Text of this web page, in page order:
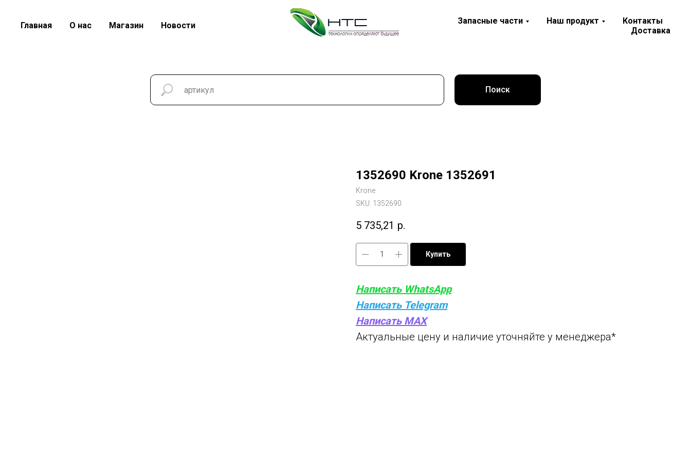
Главная О нас Магазин Новости Запасные части Наш продукт
Контакты
Доставка
Поиск
1352690 Krone 1352691
Krone
SKU: 1352690
5 735,21 р.
Купить
Написать WhatsApp
Написать Telegram
Написать MAX
Актуальные цену и наличие уточняйте у менеджера*